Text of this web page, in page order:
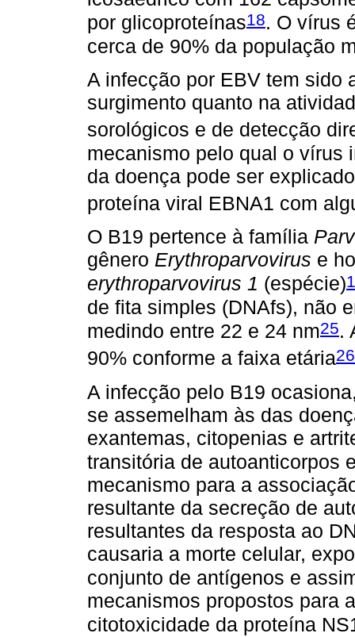
por glicoproteínas18. O vírus
cerca de 90% da população
A infecção por EBV tem sido
surgimento quanto na
sorológicos e de detecção
mecanismo pelo qual o vírus
da doença pode ser
proteína viral EBNA1 com
O B19 pertence à família
gênero Erythroparvovirus e
erythroparvovirus 1 (espécie)
de fita simples (DNAfs), não
medindo entre 22 e 24 nm25.
90% conforme a faixa etária26
A infecção pelo B19
se assemelham às das
exantemas, citopenias e
transitória de autoanticorpos
mecanismo para a
resultante da secreção de
resultantes da resposta ao
causaria a morte celular,
conjunto de antígenos e
mecanismos propostos para
citotoxicidade da proteína